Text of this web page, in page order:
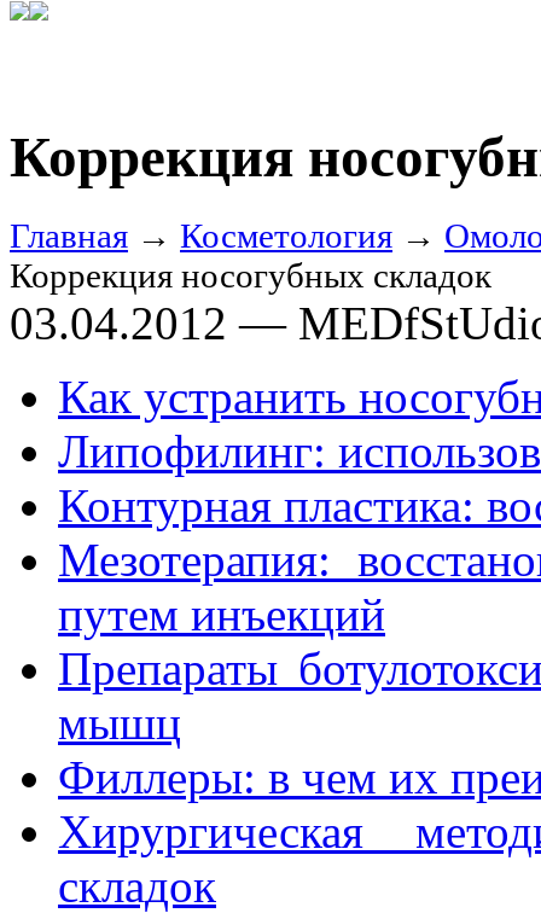
Коррекция
Главная → Косметология →
Коррекция носогубных складок
03.04.2012 —
Как устранить
Липофилинг:
Контурная пластика:
Мезотерапия:
путем инъекций
Препараты
мышц
Филлеры: в чем их
Хирургическая
складок